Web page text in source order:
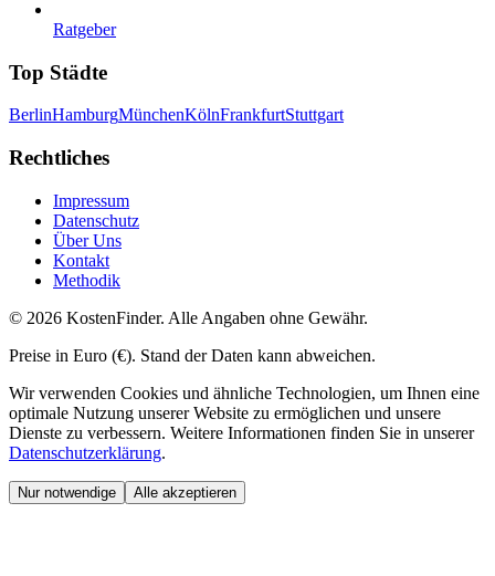
Ratgeber
Top Städte
BerlinHamburgMünchenKölnFrankfurtStuttgart
Rechtliches
Impressum
Datenschutz
Über Uns
Kontakt
Methodik
© 2026 KostenFinder. Alle Angaben ohne Gewähr.
Preise in Euro (€). Stand der Daten kann abweichen.
Wir verwenden Cookies und ähnliche Technologien, um Ihnen eine
optimale Nutzung unserer Website zu ermöglichen und unsere
Dienste zu verbessern. Weitere Informationen finden Sie in unserer
Datenschutzerklärung.
Nur notwendige Alle akzeptieren